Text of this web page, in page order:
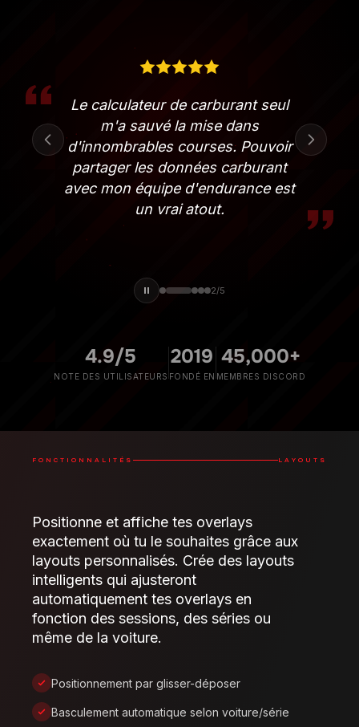
J'ai essayé toutes les solutions
d'overlay existantes. RaceLab est la
seule qui semble vraiment
professionnelle et bien conçue.
3/5
4.9/5
NOTE DES UTILISATEURS
2019
FONDÉ EN
45,000+
MEMBRES DISCORD
FONCTIONNALITÉS LAYOUTS
Positionne et affiche tes overlays
exactement où tu le souhaites grâce aux
layouts personnalisés. Crée des layouts
intelligents qui ajusteront
automatiquement tes overlays en
fonction des sessions, des séries ou
même de la voiture.
Positionnement par glisser-déposer
Basculement automatique selon voiture/série